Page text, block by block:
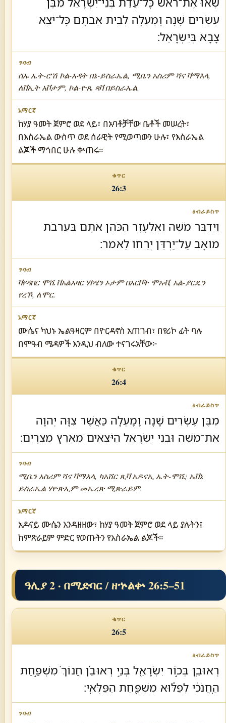
עֶשְׂרִים שָׁנָה וָמַעְלָה לְבֵית אֲבֹתָם כָּל־יֹצֵא
צָבָא בְּיִשְׂרָאֵל׃
ሰኡ ኤት-ሮሽ ኮል-አዳት በኔ-ይስራኤል, ሚቤን አስሪም ሻና ቫማእላ,
ለቨኢት አቮታም, ኮል-ዮጼ ጻቫ በይስራኤል.
ከሃያ ዓመት ጀምሮ ወደ ላይ፣ በአባቶቻቸው ቤቶች መሠረት፣
በእስራኤል ውስጥ ወደ ሰራዊት የሚወጣውን ሁሉ፣ የእስራኤል
ልጆች ማኅበር ሁሉ ቍጠሩ።
26:3
וַיְדַבֵּר מֹשֶׁה וְאֶלְעָזָר הַכֹּהֵן אֹתָם בְּעַרְבֹת
מוֹאָב עַל־יַרְדֵּן יְרֵחוֹ לֵאמֹר׃
ቫየዳበር ሞሼ ቨአልአዛር ሃኮሄን ኦታም በአርቮት ሞአቭ, አል-ያርዴን
የረኾ, ለሞር.
ሙሴና ካህኑ ኤልዓዛርም በዮርዳኖስ አጠገብ፣ በየሪኮ ፊት ባሉ
በሞዓብ ሜዳዎች እንዲህ ብለው ተናገሩአቸው፦
26:4
מִבֶּן עֶשְׂרִים שָׁנָה וָמָעְלָה כַּאֲשֶׁר צִוָּה יְהוָה
אֶת־מֹשֶׁה וּבְנֵי יִשְׂרָאֵל הַיֹּצְאִים מֵאֶרֶץ מִצְרָיִם׃
ሚቤን አስሪም ሻና ቫማእላ, ካአሸር ጺቫ አዶናኢ ኤት-ሞሼ; ኡቨኔ
ይስራኤል ሃዮጽኢም መኤረጽ ሚጽራይም.
አዶናይ ሙሴን እንዳዘዘው፣ ከሃያ ዓመት ጀምሮ ወደ ላይ ያሉትን፤
ከምጽራይም ምድር የወጡትን የእስራኤል ልጆች።
ዓሊያ 2 · በሚድባር / ዘኍልቍ 26:5–51
26:5
רְאוּבֵ֖ן בְּכ֣וֹר יִשְׂרָאֵ֑ל בְּנֵ֣י רְאוּבֵ֗ן חֲנוֹךְ֙ מִשְׁפַּ֣חַת
הַֽחֲנֹכִ֔י לְפַלּ֕וּא מִשְׁפַּ֖חַת הַפַּלֻּאִֽי׃